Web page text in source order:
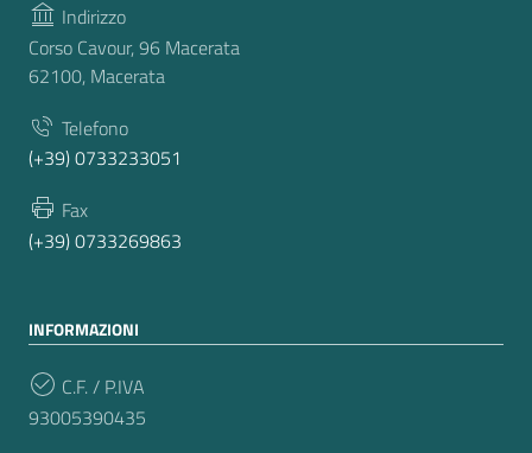
Indirizzo
Corso Cavour, 96 Macerata
62100, Macerata
Telefono
(+39) 0733233051
Fax
(+39) 0733269863
INFORMAZIONI
C.F. / P.IVA
93005390435